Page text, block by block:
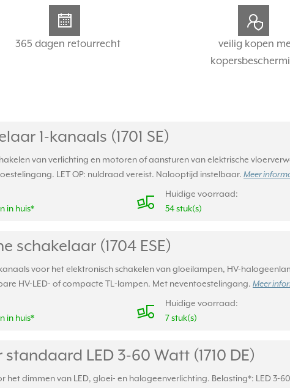
365 dagen retourrecht
veilig kopen
1-kanaals (1701 SE)
van verlichting en motoren of aansturen van elektrische
LET OP: nuldraad vereist. Nalooptijd instelbaar. Meer
in huis*
Huidige voorraad:
54 stuk(s)
schakelaar (1704 ESE)
voor het elektronisch schakelen van gloeilampen, HV-
HV-LED- of compacte TL-lampen. Met neventoestelingang. Meer
in huis*
Huidige voorraad:
7 stuk(s)
standaard LED 3-60 Watt (1710 DE)
dimmen van LED, gloei- en halogeenverlichting. Belasting*: LED 3-